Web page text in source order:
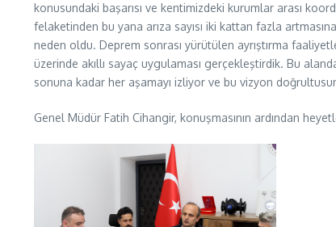
konusundaki başarısı ve kentimizdeki kurumlar arası
felaketinden bu yana arıza sayısı iki kattan fazla
neden oldu. Deprem sonrası yürütülen ayrıştırma
üzerinde akıllı sayaç uygulaması gerçekleştirdik. Bu
sonuna kadar her aşamayı izliyor ve bu vizyon
Genel Müdür Fatih Cihangir, konuşmasının ardından